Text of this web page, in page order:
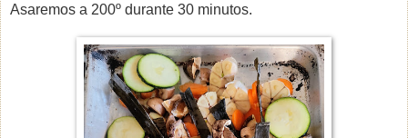
Asaremos a 200º durante 30 minutos.